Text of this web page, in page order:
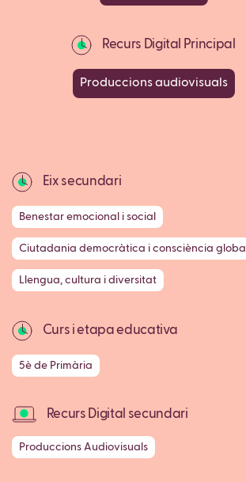
Recurs Digital Principal
Produccions audiovisuals
Eix secundari
Benestar emocional i social
Ciutadania democràtica i consciència global
Llengua, cultura i diversitat
Curs i etapa educativa
5è de Primària
Recurs Digital secundari
Produccions Audiovisuals